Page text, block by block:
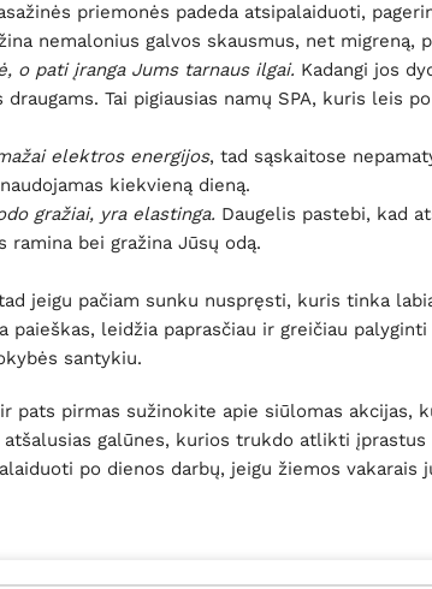
priemonės padeda atsipalaiduoti,
nemalonius galvos skausmus, net migreną,
o pati įranga Jums tarnaus ilgai. Kadangi jos
Tai pigiausias namų SPA, kuris leis
elektros energijos, tad sąskaitose
kiekvieną dieną.
gražiai, yra elastinga. Daugelis pastebi, kad
bei gražina Jūsų odą.
jeigu pačiam sunku nuspręsti, kuris tinka
paieškas, leidžia paprasčiau ir greičiau
santykiu.
pats pirmas sužinokite apie siūlomas akcijas,
galūnes, kurios trukdo atlikti
po dienos darbų, jeigu žiemos vakarais